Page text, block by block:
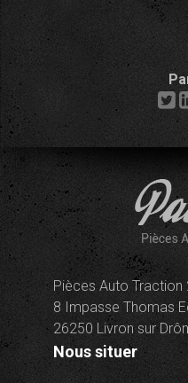
Pièces Auto Traction
8 Impasse Thomas
26250 Livron sur
Nous situer